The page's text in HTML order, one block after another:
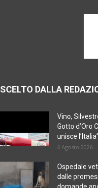
SCELTO DALLA
Vino,
Gotto d’Oro
unisce l’Italia”
6 Agosto 2026
Ospedale
dalle